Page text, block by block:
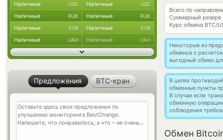
Всего по
Суммарный резерв
Курс обмена BTC/
Некоторые из
обменов с
выгодный обмен
В целях
обменные пункты
В случае если
обменную
соблюдения
Обмен
Наличные USD Наличные USD
Наличные RUB Наличные RUB
Наличные EUR Наличные EUR
Наличные UAH Наличные UAH
Предложения BTC-кран